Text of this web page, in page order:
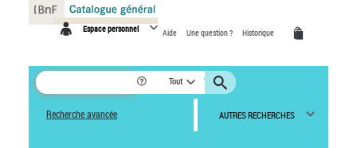
Espace personnel Aide Une question ? Historique
Tout
Recherche avancée AUTRES RECHERCHES
Panneau de gestion des cookies